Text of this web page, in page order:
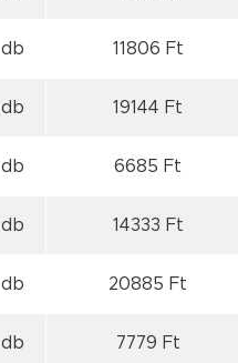
db 11806 Ft
db 19144 Ft
db 6685 Ft
db 14333 Ft
db 20885 Ft
db 7779 Ft